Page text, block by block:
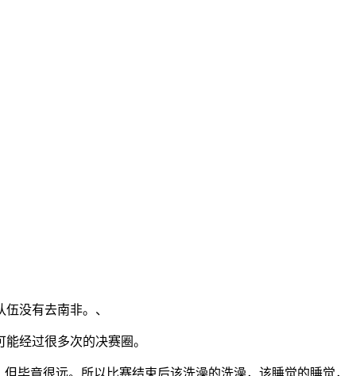
没有去南非。、
经过很多次的决赛圈。
毕竟很远。所以比赛结束后该洗澡的洗澡，该睡觉的睡觉，